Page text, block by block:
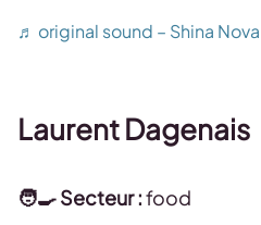
♬ original sound – Shina Nova
Laurent Dagenais
🧑‍🍳 Secteur :food